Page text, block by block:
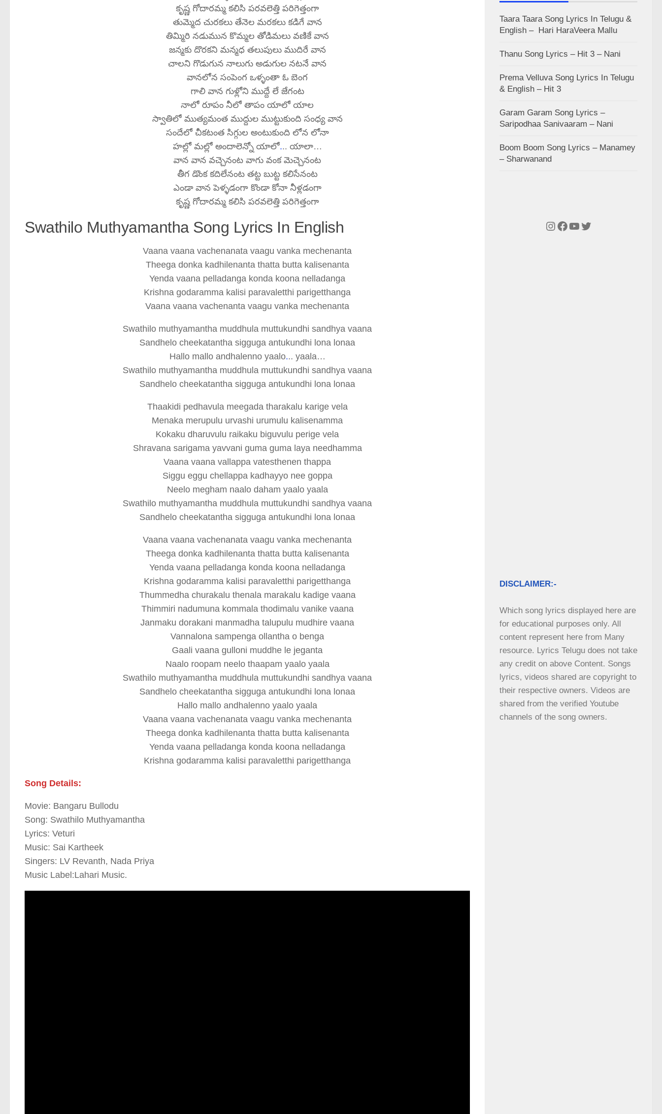
కృష్ణ గోదారమ్మ కలిసి పరవలెత్తి పరిగెత్తంగా
తుమ్మెద చురకలు తేనెల మరకలు కడిగే వాన
తిమ్మిరి నడుమున కొమ్మల తోడిమలు వణికే వాన
జన్మకు దొరకని మన్మధ తలుపులు ముదిరే వాన
చాలని గొడుగున నాలుగు అడుగుల నటనే వాన
వానలోన సంపెంగ ఒళ్ళంతా ఓ బెంగ
గాలి వాన గుళ్లోని ముద్దే లే జేగంట
నాలో రూపం నీలో తాపం యాలో యాల
స్వాతిలో ముత్యమంత ముద్దుల ముట్టుకుంది సంధ్య వాన
సందేలో చీకటంత సిగ్గుల అంటుకుంది లోన లోనా
హల్లో మల్లో అందాలెన్నో యాలో... యాలా…
వాన వాన వచ్చెనంట వాగు వంక మెచ్చెనంట
తీగ డొంక కదిలేనంట తట్ట బుట్ట కలిసేనంట
ఎండా వాన పెళ్ళడంగా కొండా కోనా నీళ్లడంగా
కృష్ణ గోదారమ్మ కలిసి పరవలెత్తి పరిగెత్తంగా
Swathilo Muthyamantha Song Lyrics In English
Vaana vaana vachenanata vaagu vanka mechenanta
Theega donka kadhilenanta thatta butta kalisenanta
Yenda vaana pelladanga konda koona nelladanga
Krishna godaramma kalisi paravaletthi parigetthanga
Vaana vaana vachenanta vaagu vanka mechenanta
Swathilo muthyamantha muddhula muttukundhi sandhya vaana
Sandhelo cheekatantha sigguga antukundhi lona lonaa
Hallo mallo andhalenno yaalo... yaala…
Swathilo muthyamantha muddhula muttukundhi sandhya vaana
Sandhelo cheekatantha sigguga antukundhi lona lonaa
Thaakidi pedhavula meegada tharakalu karige vela
Menaka merupulu urvashi urumulu kalisenamma
Kokaku dharuvulu raikaku biguvulu perige vela
Shravana sarigama yavvani guma guma laya needhamma
Vaana vaana vallappa vatesthenen thappa
Siggu eggu chellappa kadhayyo nee goppa
Neelo megham naalo daham yaalo yaala
Swathilo muthyamantha muddhula muttukundhi sandhya vaana
Sandhelo cheekatantha sigguga antukundhi lona lonaa
Vaana vaana vachenanata vaagu vanka mechenanta
Theega donka kadhilenanta thatta butta kalisenanta
Yenda vaana pelladanga konda koona nelladanga
Krishna godaramma kalisi paravaletthi parigetthanga
Thummedha churakalu thenala marakalu kadige vaana
Thimmiri nadumuna kommala thodimalu vanike vaana
Janmaku dorakani manmadha talupulu mudhire vaana
Vannalona sampenga ollantha o benga
Gaali vaana gulloni muddhe le jeganta
Naalo roopam neelo thaapam yaalo yaala
Swathilo muthyamantha muddhula muttukundhi sandhya vaana
Sandhelo cheekatantha sigguga antukundhi lona lonaa
Hallo mallo andhalenno yaalo yaala
Vaana vaana vachenanata vaagu vanka mechenanta
Theega donka kadhilenanta thatta butta kalisenanta
Yenda vaana pelladanga konda koona nelladanga
Krishna godaramma kalisi paravaletthi parigetthanga
Song Details:
Movie: Bangaru Bullodu
Song: Swathilo Muthyamantha
Lyrics: Veturi
Music: Sai Kartheek
Singers: LV Revanth, Nada Priya
Music Label:Lahari Music.
Taara Taara Song Lyrics In Telugu &
English – Hari HaraVeera Mallu
Thanu Song Lyrics – Hit 3 – Nani
Prema Velluva Song Lyrics In Telugu
& English – Hit 3
Garam Garam Song Lyrics –
Saripodhaa Sanivaaram – Nani
Boom Boom Song Lyrics – Manamey
– Sharwanand
Instagram
Facebook
YouTube
Twitter
DISCLAIMER:-
Which song lyrics displayed here are
for educational purposes only. All
content represent here from Many
resource. Lyrics Telugu does not take
any credit on above Content. Songs
lyrics, videos shared are copyright to
their respective owners. Videos are
shared from the verified Youtube
channels of the song owners.